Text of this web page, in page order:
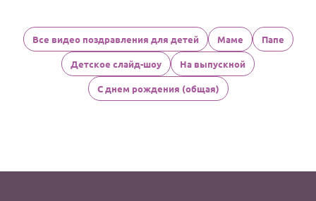
Все видео поздравления для детей Маме Папе
Детское слайд-шоу На выпускной
С днем рождения (общая)